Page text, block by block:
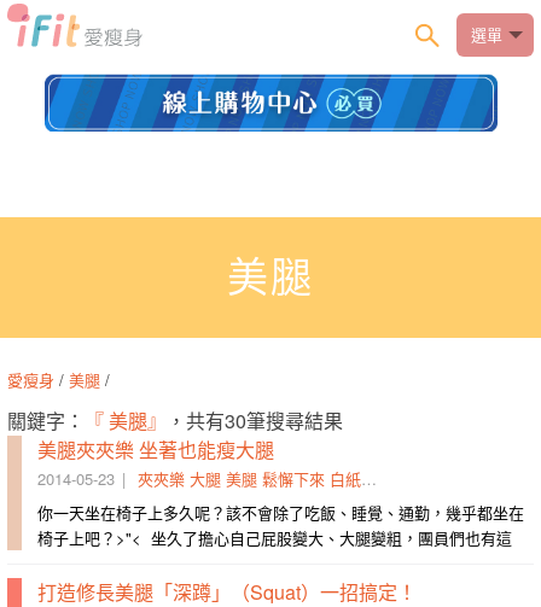
選單
美腿
愛瘦身 / 美腿 /
關鍵字： 『 美腿』
，共有30筆搜尋結果
美腿夾夾樂 坐著也能瘦大腿
2014-05-23 夾夾樂 大腿 美腿 鬆懈下來 白紙 雕塑
你一天坐在椅子上多久呢？該不會除了吃飯、睡覺、通勤，幾乎都坐在
椅子上吧？>"< 坐久了擔心自己屁股變大、大腿變粗，團員們也有這
打造修長美腿「深蹲」（Squat）一招搞定！